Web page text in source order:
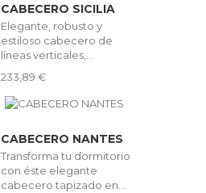
CABECERO SICILIA
Elegante, robusto y
estiloso cabecero de
líneas verticales,...
233,89 €
CABECERO NANTES
Transforma tu dormitorio
con éste elegante
cabecero tapizado en...